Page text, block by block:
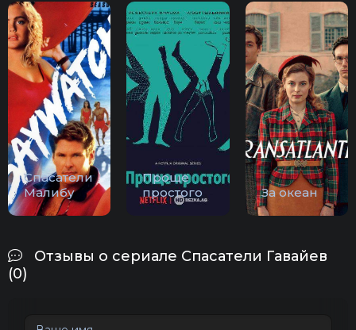
Спасатели
Малибу
Проще
простого
За океан
Отзывы о сериале Спасатели Гавайев
(0)